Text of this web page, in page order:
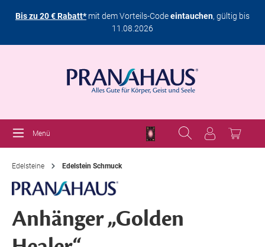
Bis zu 20 € Rabatt*mit dem Vorteils-Codeeintauchen, gültig bis
11.08.2026
Menü
Edelsteine Edelstein Schmuck
Anhänger „Golden